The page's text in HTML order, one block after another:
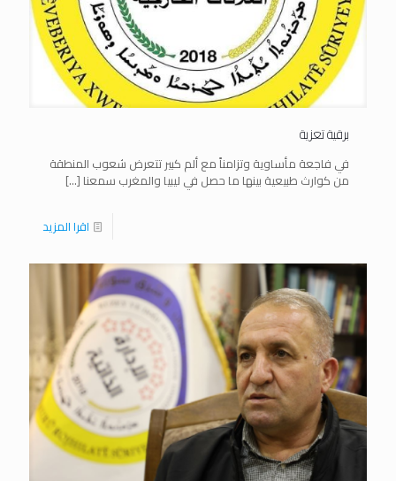
برقية تعزية
في فاجعة مأساوية وتزامناً مع ألم كبير تتعرض شعوب المنطقة
من كوارث طبيعية بينها ما حصل في ليبيا والمغرب سمعنا […]
اقرا المزيد